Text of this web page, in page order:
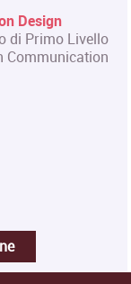
Design
di Primo Livello
Communication